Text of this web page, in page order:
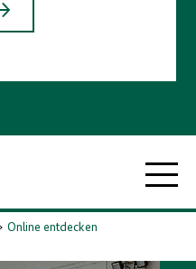
Online entdecken